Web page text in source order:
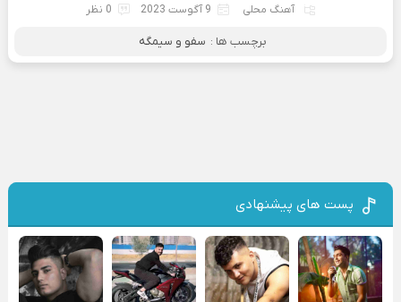
آهنگ محلی 9 آگوست 2023 0 نظر
برچسب ها : سفو و سیمگه
پست های پیشنهادی